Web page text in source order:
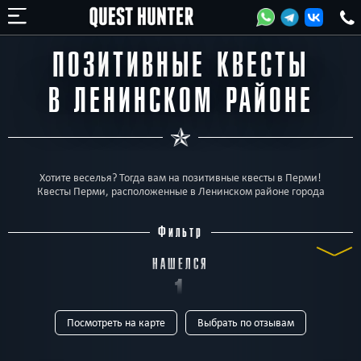
ПОЗИТИВНЫЕ КВЕСТЫ
В ЛЕНИНСКОМ РАЙОНЕ
Хотите веселья? Тогда вам на позитивные квесты в Перми!
Квесты Перми, расположенные в Ленинском районе города
Фильтр
НАШЕЛСЯ
1
КВЕСТ
Посмотреть на карте Выбрать по отзывам